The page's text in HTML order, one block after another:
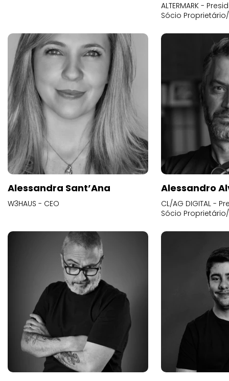
ALTERMARK -
Sócio
Alessandra Sant’Ana
W3HAUS - CEO
Alessandro
CL/AG DIGITAL -
Sócio